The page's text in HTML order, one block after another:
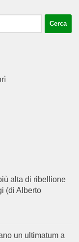
alta di ribellione
(di Alberto
un ultimatum a